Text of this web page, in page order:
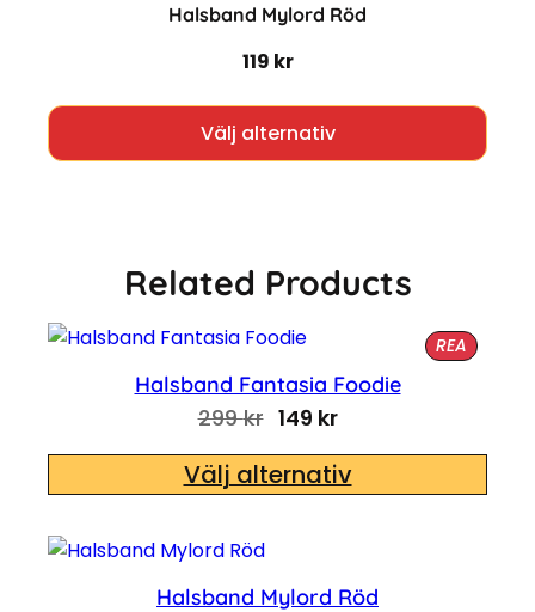
Halsband Mylord Röd
119 kr
Välj alternativ
Related Products
REA
Halsband Fantasia Foodie
299kr Det ursprungliga priset
149 krDet nuvarande
Välj alternativ
Halsband Mylord Röd